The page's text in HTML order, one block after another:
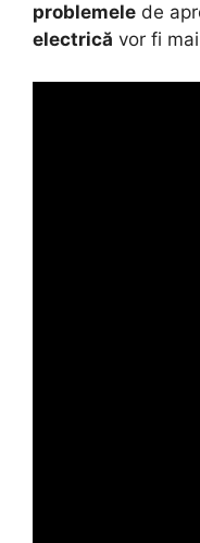
problemele de
electrică vor fi